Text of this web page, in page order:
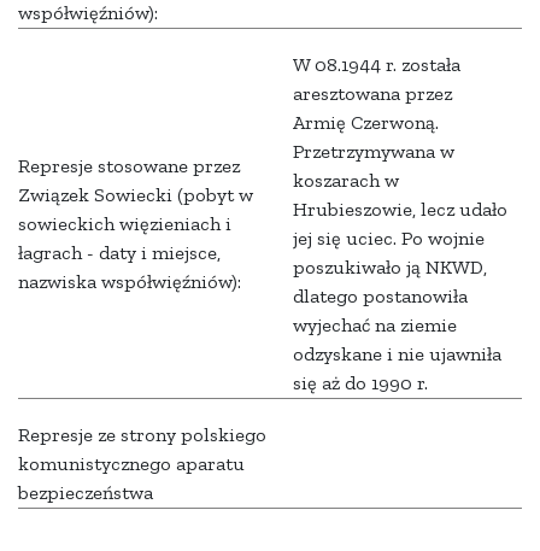
współwięźniów):
Represje stosowane przez
Związek Sowiecki (pobyt w
sowieckich więzieniach i
łagrach - daty i miejsce,
nazwiska współwięźniów):
W 08.1944 r. została
aresztowana przez
Armię Czerwoną.
Przetrzymywana w
koszarach w
Hrubieszowie, lecz udało
jej się uciec. Po wojnie
poszukiwało ją NKWD,
dlatego postanowiła
wyjechać na ziemie
odzyskane i nie ujawniła
się aż do 1990 r.
Represje ze strony polskiego
komunistycznego aparatu
bezpieczeństwa